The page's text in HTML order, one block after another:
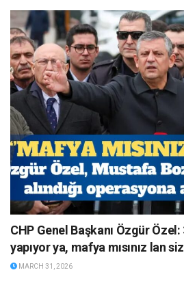
CHP Genel Başkanı Özgür
yapıyor ya, mafya mısınız lan
MARCH 31, 2026